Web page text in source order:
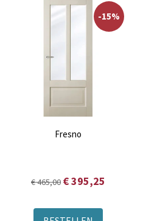
-15%
Fresno
€ 465,00 € 395,25